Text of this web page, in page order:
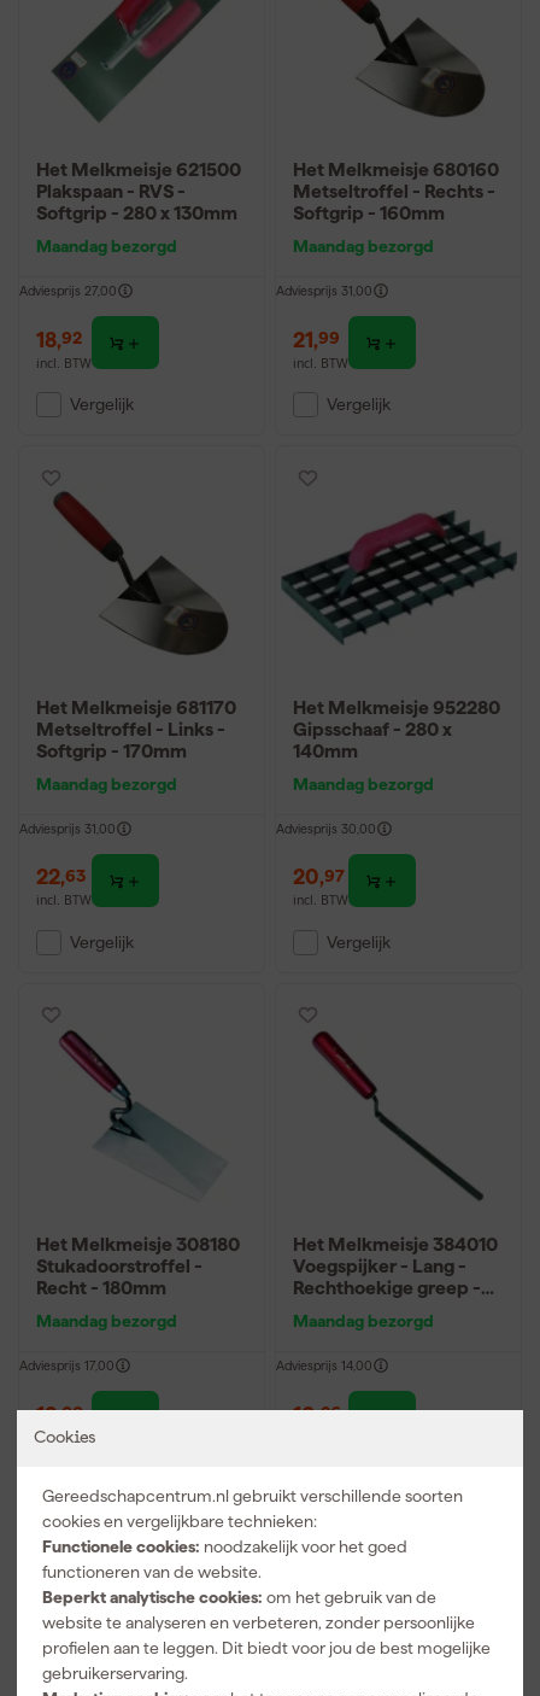
Cookies
Gereedschapcentrum.nl gebruikt verschillende soorten
cookies en vergelijkbare technieken:
Functionele cookies: noodzakelijk voor het goed
functioneren van de website.
Beperkt analytische cookies: om het gebruik van de
website te analyseren en verbeteren, zonder persoonlijke
profielen aan te leggen. Dit biedt voor jou de best mogelijke
gebruikerservaring.
Het Melkmeisje 621500
Plakspaan - RVS -
Softgrip - 280 x 130mm
Maandag bezorgd
Adviesprijs 27,00
18,92
incl. BTW
Vergelijk
Het Melkmeisje 680160
Metseltroffel - Rechts -
Softgrip - 160mm
Maandag bezorgd
Adviesprijs 31,00
21,99
incl. BTW
Vergelijk
Het Melkmeisje 681170
Metseltroffel - Links -
Softgrip - 170mm
Maandag bezorgd
Adviesprijs 31,00
22,63
incl. BTW
Vergelijk
Het Melkmeisje 952280
Gipsschaaf - 280 x
140mm
Maandag bezorgd
Adviesprijs 30,00
20,97
incl. BTW
Vergelijk
Het Melkmeisje 308180
Stukadoorstroffel -
Recht - 180mm
Maandag bezorgd
Adviesprijs 17,00
12,00
incl. BTW
Het Melkmeisje 384010
Voegspijker - Lang -
Rechthoekige greep -
Maandag bezorgd
Adviesprijs 14,00
10,26